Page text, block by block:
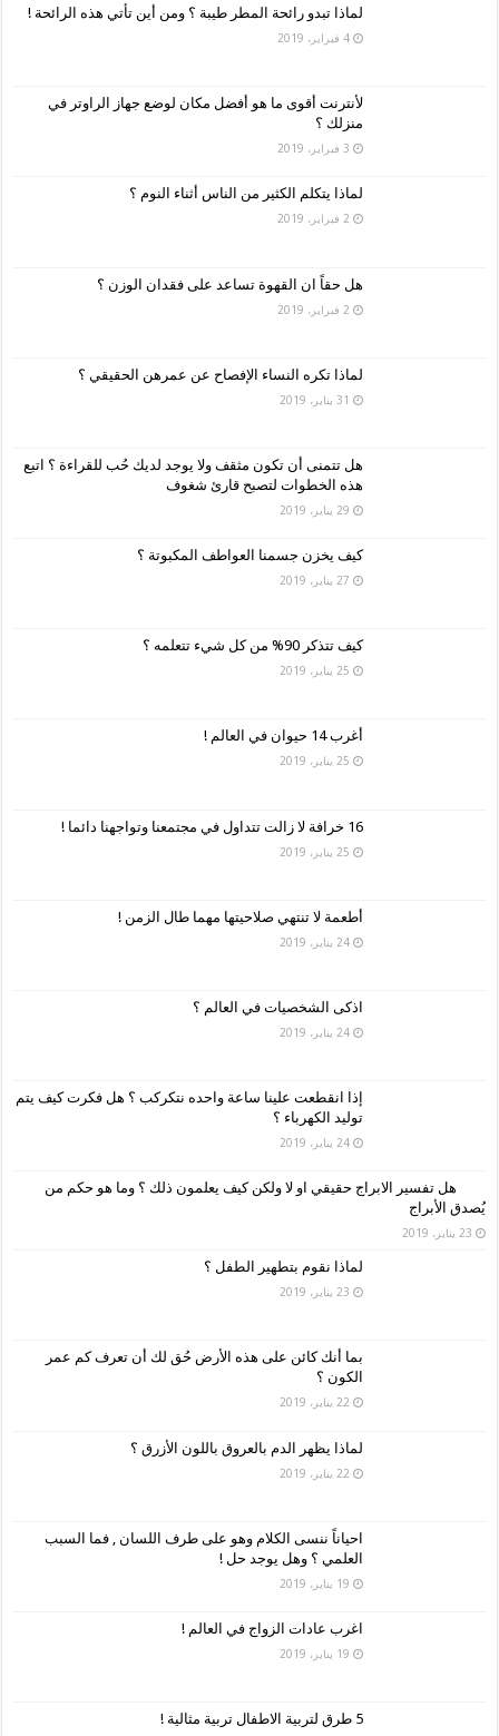
لماذا تبدو رائحة المطر طيبة ؟ ومن أين تأتي هذه الرائحة !
4 فبراير، 2019
لأنترنت أقوى ما هو أفضل مكان لوضع جهاز الراوتر في
منزلك ؟
3 فبراير، 2019
لماذا يتكلم الكثير من الناس أثناء النوم ؟
2 فبراير، 2019
هل حقاً ان القهوة تساعد على فقدان الوزن ؟
2 فبراير، 2019
لماذا تكره النساء الإفصاح عن عمرهن الحقيقي ؟
31 يناير، 2019
هل تتمنى أن تكون مثقف ولا يوجد لديك حُب للقراءة ؟ اتبع
هذه الخطوات لتصبح قارئ شغوف
29 يناير، 2019
كيف يخزن جسمنا العواطف المكبوتة ؟
27 يناير، 2019
كيف تتذكر 90% من كل شيء تتعلمه ؟
25 يناير، 2019
أغرب 14 حيوان في العالم !
25 يناير، 2019
16 خرافة لا زالت تتداول في مجتمعنا وتواجهنا دائما !
25 يناير، 2019
أطعمة لا تنتهي صلاحيتها مهما طال الزمن !
24 يناير، 2019
اذكى الشخصيات في العالم ؟
24 يناير، 2019
إذا انقطعت علينا ساعة واحده نتكركب ؟ هل فكرت كيف يتم
توليد الكهرباء ؟
24 يناير، 2019
هل تفسير الابراج حقيقي او لا ولكن كيف يعلمون ذلك ؟ وما هو حكم من
يُصدق الأبراج
23 يناير، 2019
لماذا نقوم بتطهير الطفل ؟
23 يناير، 2019
بما أنك كائن على هذه الأرض حُق لك أن تعرف كم عمر
الكون ؟
22 يناير، 2019
لماذا يظهر الدم بالعروق باللون الأزرق ؟
22 يناير، 2019
احياناً ننسى الكلام وهو على طرف اللسان , فما السبب
العلمي ؟ وهل يوجد حل !
19 يناير، 2019
اغرب عادات الزواج في العالم !
19 يناير، 2019
5 طرق لتربية الاطفال تربية مثالية !